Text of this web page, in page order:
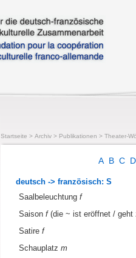
Startseite > Archiv > Publikationen > Theater-
A B C
deutsch -> französisch: S
Saalbeleuchtung f
Saison f(die ~ ist eröffnet / geht
Satire f
Schauplatz m